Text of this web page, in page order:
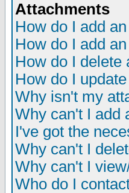
Attachments
How do I add
How do I add
How do I delete
How do I
Why isn't my
Why can't I add
I've got the
Why can't I
Why can't I
Who do I